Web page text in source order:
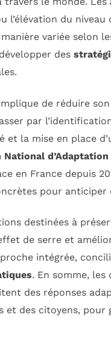
l’élévation du
variée selon
des
de réduire
par
et la mise en place
National
en France depuis
pour
destinées à
de serre et
intégrée,
. En somme, les
des réponses
et des citoyens,